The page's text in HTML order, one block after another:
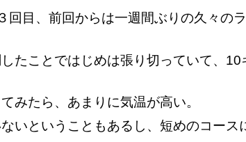
回目、前回からは一週間ぶりの久々のラ
たことではじめは張り切っていて、10
みたら、あまりに気温が高い。
いということもあるし、短めのコース